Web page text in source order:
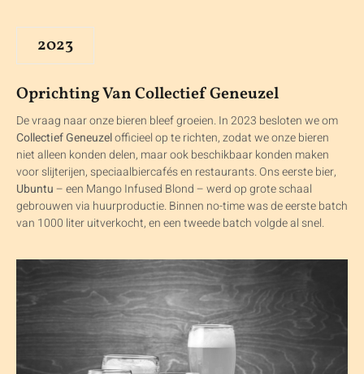
2023
Oprichting Van Collectief Geneuzel
De vraag naar onze bieren bleef groeien. In 2023 besloten we om
Collectief Geneuzelofficieel op te richten, zodat we onze bieren
niet alleen konden delen, maar ook beschikbaar konden maken
voor slijterijen, speciaalbiercafés en restaurants. Ons eerste bier,
Ubuntu– een Mango Infused Blond – werd op grote schaal
gebrouwen via huurproductie. Binnen no-time was de eerste batch
van 1000 liter uitverkocht, en een tweede batch volgde al snel.